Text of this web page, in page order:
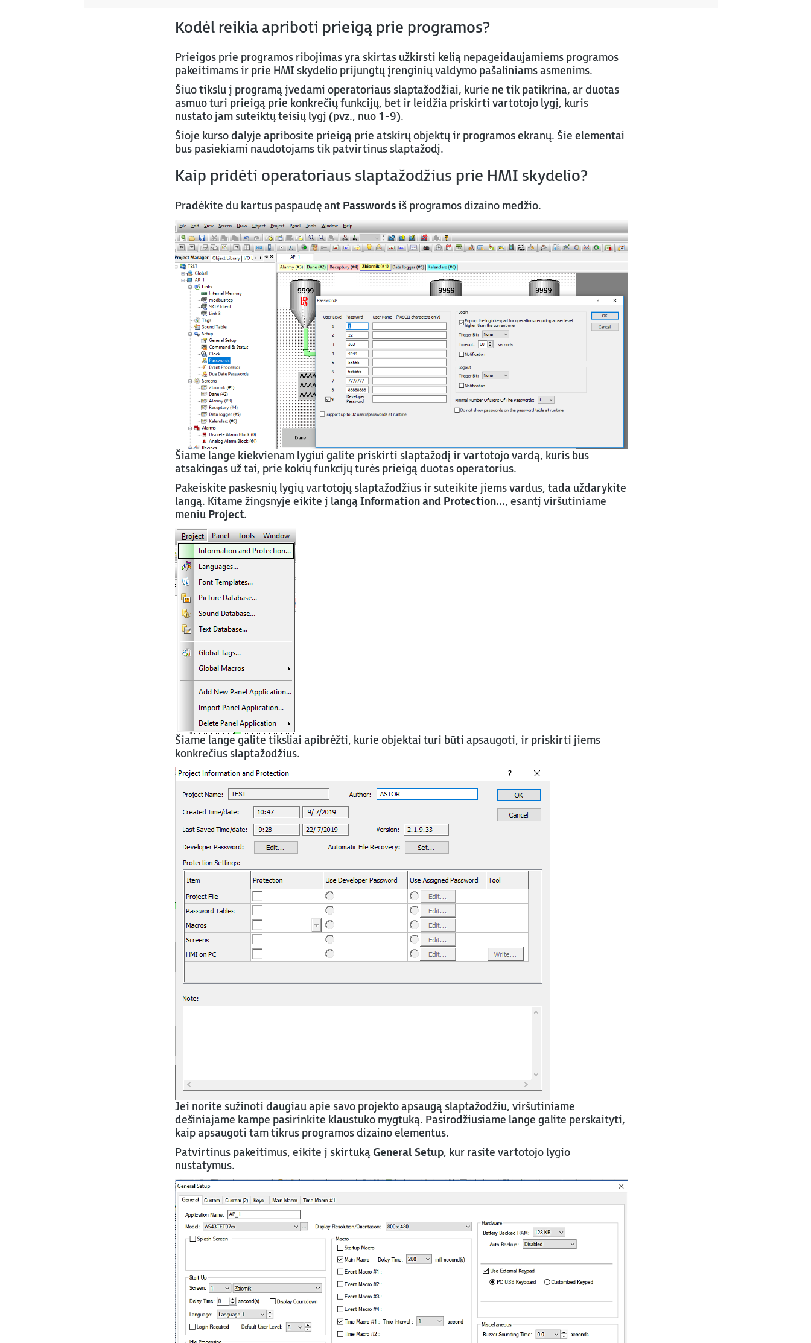
Kodėl reikia apriboti prieigą prie programos?
Prieigos prie programos ribojimas yra skirtas užkirsti kelią nepageidaujamiems programos
pakeitimams ir prie HMI skydelio prijungtų įrenginių valdymo pašaliniams asmenims.
Šiuo tikslu į programą įvedami operatoriaus slaptažodžiai, kurie ne tik patikrina, ar duotas
asmuo turi prieigą prie konkrečių funkcijų, bet ir leidžia priskirti vartotojo lygį, kuris
nustato jam suteiktų teisių lygį (pvz., nuo 1-9).
Šioje kurso dalyje apribosite prieigą prie atskirų objektų ir programos ekranų. Šie elementai
bus pasiekiami naudotojams tik patvirtinus slaptažodį.
Kaip pridėti operatoriaus slaptažodžius prie HMI skydelio?
Pradėkite du kartus paspaudę ant Passwordsiš programos dizaino medžio.
Šiame lange kiekvienam lygiui galite priskirti slaptažodį ir vartotojo vardą, kuris bus
atsakingas už tai, prie kokių funkcijų turės prieigą duotas operatorius.
Pakeiskite paskesnių lygių vartotojų slaptažodžius ir suteikite jiems vardus, tada uždarykite
langą. Kitame žingsnyje eikite į langąInformation and Protection..., esantį viršutiniame
meniu Project.
Šiame lange galite tiksliai apibrėžti, kurie objektai turi būti apsaugoti, ir priskirti jiems
konkrečius slaptažodžius.
Jei norite sužinoti daugiau apie savo projekto apsaugą slaptažodžiu, viršutiniame
dešiniajame kampe pasirinkite klaustuko mygtuką. Pasirodžiusiame lange galite perskaityti,
kaip apsaugoti tam tikrus programos dizaino elementus.
Patvirtinus pakeitimus, eikite į skirtukąGeneral Setup, kur rasite vartotojo lygio
nustatymus.